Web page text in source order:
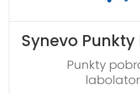
Synevo Punkty
Punkty